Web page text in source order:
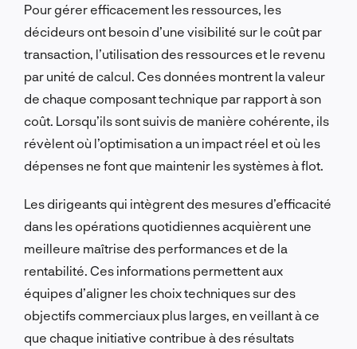
Pour gérer efficacement les ressources, les
décideurs ont besoin d’une visibilité sur le coût par
transaction, l’utilisation des ressources et le revenu
par unité de calcul. Ces données montrent la valeur
de chaque composant technique par rapport à son
coût. Lorsqu’ils sont suivis de manière cohérente, ils
révèlent où l’optimisation a un impact réel et où les
dépenses ne font que maintenir les systèmes à flot.
Les dirigeants qui intègrent des mesures d’efficacité
dans les opérations quotidiennes acquièrent une
meilleure maîtrise des performances et de la
rentabilité. Ces informations permettent aux
équipes d’aligner les choix techniques sur des
objectifs commerciaux plus larges, en veillant à ce
que chaque initiative contribue à des résultats